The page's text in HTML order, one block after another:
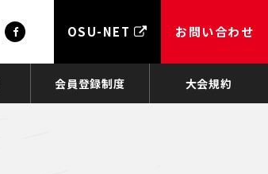
OSU-NET お問い合わせ
会員登録制度 大会規約